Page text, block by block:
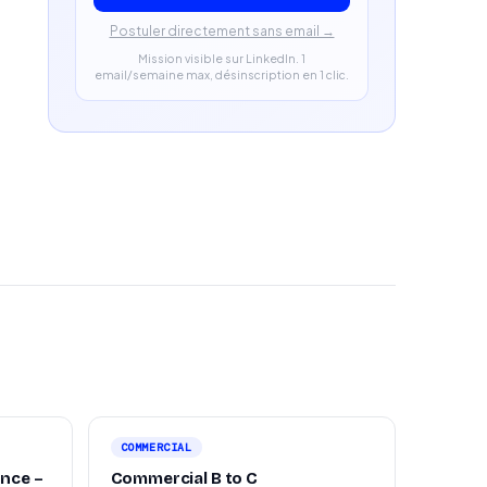
Postuler directement sans email →
Mission visible sur LinkedIn. 1
email/semaine max, désinscription en 1 clic.
–
COMMERCIAL
Commercial B to C